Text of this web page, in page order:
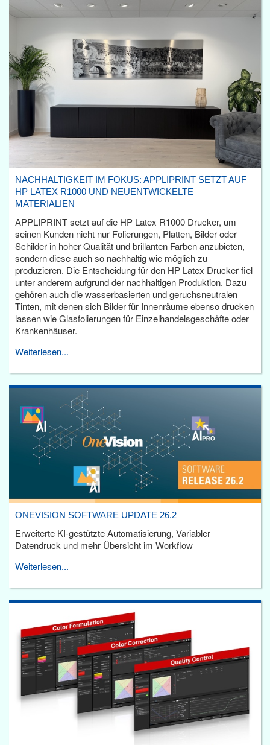
NACHHALTIGKEIT IM FOKUS: APPLIPRINT SETZT AUF
HP LATEX R1000 UND NEUENTWICKELTE
MATERIALIEN
APPLIPRINT setzt auf die HP Latex R1000 Drucker, um
seinen Kunden nicht nur Folierungen, Platten, Bilder oder
Schilder in hoher Qualität und brillanten Farben anzubieten,
sondern diese auch so nachhaltig wie möglich zu
produzieren. Die Entscheidung für den HP Latex Drucker fiel
unter anderem aufgrund der nachhaltigen Produktion. Dazu
gehören auch die wasserbasierten und geruchsneutralen
Tinten, mit denen sich Bilder für Innenräume ebenso drucken
lassen wie Glasfolierungen für Einzelhandelsgeschäfte oder
Krankenhäuser.
Weiterlesen...
ONEVISION SOFTWARE UPDATE 26.2
Erweiterte KI-gestützte Automatisierung, Variabler
Datendruck und mehr Übersicht im Workflow
Weiterlesen...